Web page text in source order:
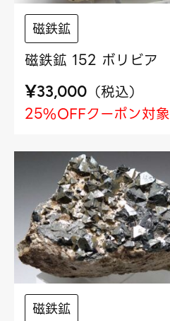
磁鉄鉱
磁鉄鉱 152 ボリビア
¥33,000 （税込）
25%OFFクーポン対象
磁鉄鉱